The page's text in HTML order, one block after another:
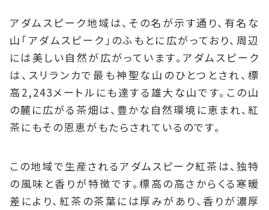
アダムスピーク地域は、その名が示す通り、有名な
山「アダムスピーク」のふもとに広がっており、周辺
には美しい自然が広がっています。アダムスピーク
は、スリランカで最も神聖な山のひとつとされ、標
高2,243メートルにも達する雄大な山です。この山
の麓に広がる茶畑は、豊かな自然環境に恵まれ、紅
茶にもその恩恵がもたらされているのです。
この地域で生産されるアダムスピーク紅茶は、独特
の風味と香りが特徴です。標高の高さからくる寒暖
差により、紅茶の茶葉には厚みがあり、香りが濃厚